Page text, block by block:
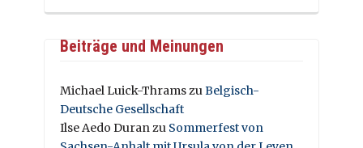
Beiträge und Meinungen
Michael Luick-ThramszuBelgisch-
Deutsche Gesellschaft
Ilse Aedo Duranzu Sommerfest von